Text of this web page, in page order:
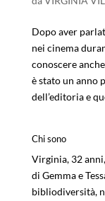
Dopo aver
nei cinema
conoscere
è stato un anno
dell’editoria e
Chi sono
Virginia, 32
di Gemma e
bibliodiversità,